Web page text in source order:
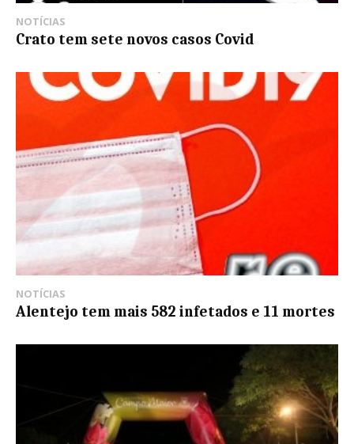
NOTÍCIAS
Crato tem sete novos casos Covid
NOTÍCIAS
Alentejo tem mais 582 infetados e 11 mortes